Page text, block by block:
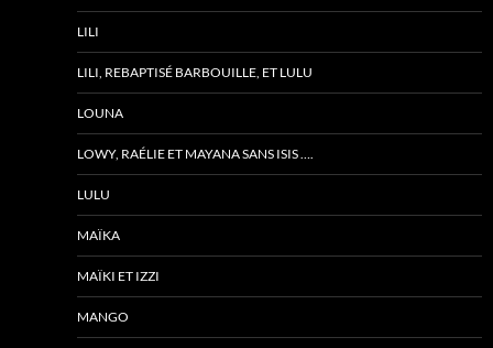
LILI
LILI, REBAPTISÉ BARBOUILLE, ET LULU
LOUNA
LOWY, RAÉLIE ET MAYANA SANS ISIS ….
LULU
MAÏKA
MAÏKI ET IZZI
MANGO